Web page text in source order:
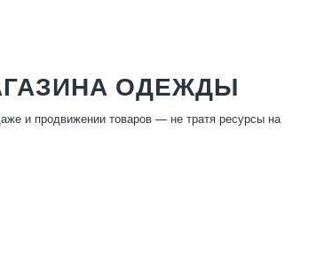
ОДЕЖДЫ
и продвижении товаров — не тратя ресурсы на